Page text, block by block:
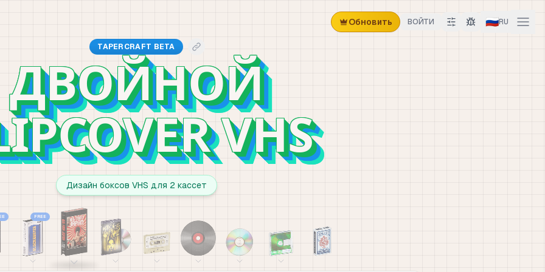
Обновить ВОЙТИ 🇷🇺RU
TAPERCRAFT BETA
ДВОЙНОЙ
VHS
Дизайн боксов VHS для 2 кассет
FREE